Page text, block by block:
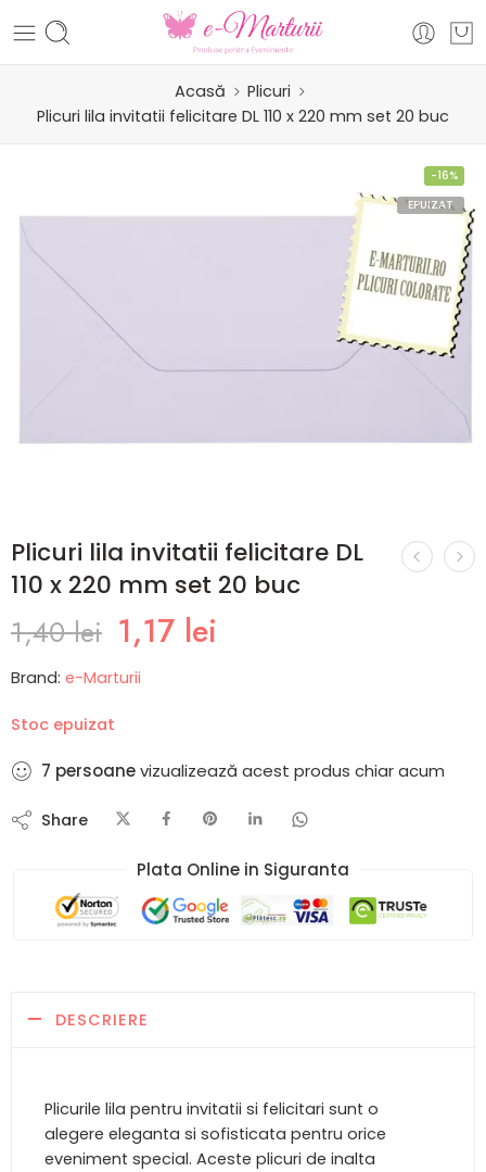
Acasă
Plicuri
Plicuri lila invitatii felicitare DL 110 x 220 mm set 20 buc
-16%
EPUIZAT
Plicuri lila invitatii felicitare DL
110 x 220 mm set 20 buc
1,40lei 1,17 lei
Brand: e-Marturii
Stoc epuizat
7 persoanevizualizează acest produs chiar acum
Share
Plata Online in Siguranta​
DESCRIERE
Plicurile lila pentru invitatii si felicitari sunt o
alegere eleganta si sofisticata pentru orice
eveniment special. Aceste plicuri de inalta